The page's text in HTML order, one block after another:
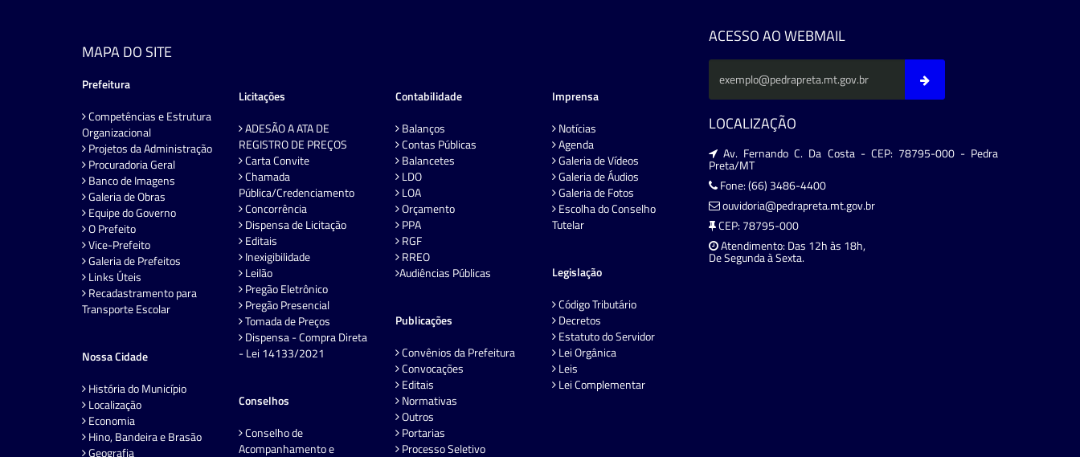
MAPA DO SITE
Prefeitura
Competências e Estrutura
Organizacional
Projetos da Administração
Procuradoria Geral
Banco de Imagens
Galeria de Obras
Equipe do Governo
O Prefeito
Vice-Prefeito
Galeria de Prefeitos
Links Úteis
Recadastramento para
Transporte Escolar
Nossa Cidade
História do Município
Localização
Economia
Hino, Bandeira e Brasão
Geografia
Licitações
ADESÃO A ATA DE
REGISTRO DE PREÇOS
Carta Convite
Chamada
Pública/Credenciamento
Concorrência
Dispensa de Licitação
Editais
Inexigibilidade
Leilão
Pregão Eletrônico
Pregão Presencial
Tomada de Preços
Dispensa - Compra Direta
- Lei 14133/2021
Conselhos
Conselho de
Acompanhamento e
Contabilidade
Balanços
Contas Públicas
Balancetes
LDO
LOA
Orçamento
PPA
RGF
RREO
Audiências Públicas
Publicações
Convênios da Prefeitura
Convocações
Editais
Normativas
Outros
Portarias
Processo Seletivo
Imprensa
Notícias
Agenda
Galeria de Vídeos
Galeria de Áudios
Galeria de Fotos
Escolha do Conselho
Tutelar
Legislação
Código Tributário
Decretos
Estatuto do Servidor
Lei Orgânica
Leis
Lei Complementar
ACESSO AO WEBMAIL
LOCALIZAÇÃO
Av. Fernando C. Da Costa - CEP: 78795-000 - Pedra
Preta/MT
Fone: (66) 3486-4400
ouvidoria@pedrapreta.mt.gov.br
CEP: 78795-000
Atendimento: Das 12h às 18h,
De Segunda à Sexta.